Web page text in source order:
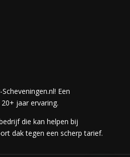
Een
jaar ervaring.
die kan helpen bij
dak tegen een scherp tarief.